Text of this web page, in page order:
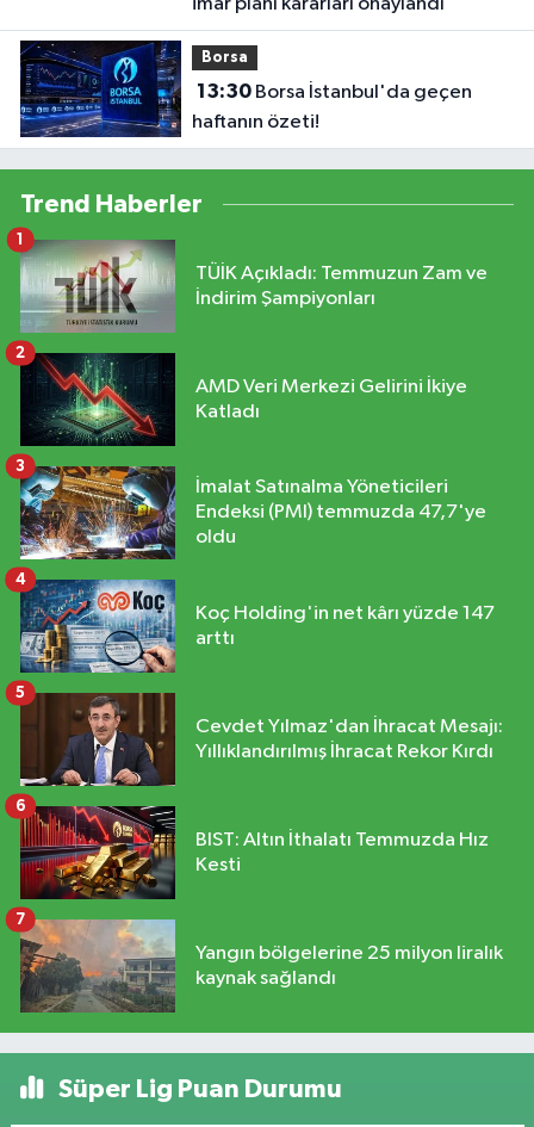
Borsa
13:30Borsa İstanbul'da geçen
haftanın özeti!
Trend Haberler
TÜİK Açıkladı: Temmuzun Zam ve
İndirim Şampiyonları
1
AMD Veri Merkezi Gelirini İkiye
Katladı
2
İmalat Satınalma Yöneticileri
Endeksi (PMI) temmuzda 47,7'ye
oldu
3
Koç Holding'in net kârı yüzde 147
arttı
4
Cevdet Yılmaz'dan İhracat Mesajı:
Yıllıklandırılmış İhracat Rekor Kırdı
5
BIST: Altın İthalatı Temmuzda Hız
Kesti
6
Yangın bölgelerine 25 milyon liralık
kaynak sağlandı
7
Süper Lig Puan Durumu